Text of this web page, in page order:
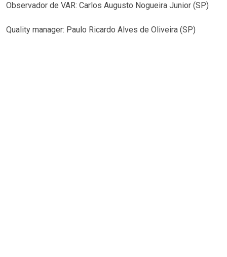
Observador de VAR: Carlos Augusto Nogueira Junior (SP)
Quality manager: Paulo Ricardo Alves de Oliveira (SP)